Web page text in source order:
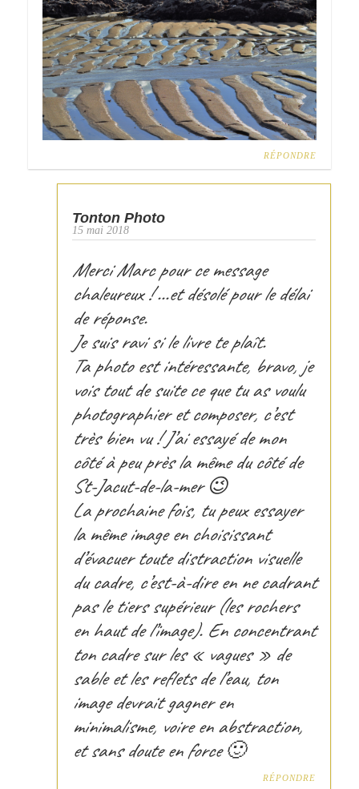
RÉPONDRE
Tonton Photo
15 mai 2018
Merci Marc pour ce message
chaleureux ! …et désolé pour le délai
de réponse.
Je suis ravi si le livre te plaît.
Ta photo est intéressante, bravo, je
vois tout de suite ce que tu as voulu
photographier et composer, c’est
très bien vu ! J’ai essayé de mon
côté à peu près la même du côté de
St-Jacut-de-la-mer 😉
La prochaine fois, tu peux essayer
la même image en choisissant
d’évacuer toute distraction visuelle
du cadre, c’est-à-dire en ne cadrant
pas le tiers supérieur (les rochers
en haut de l’image). En concentrant
ton cadre sur les « vagues » de
sable et les reflets de l’eau, ton
image devrait gagner en
minimalisme, voire en abstraction,
et sans doute en force 🙂
RÉPONDRE